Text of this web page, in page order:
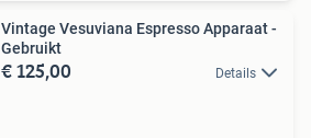
Vintage Vesuviana Espresso Apparaat -
Gebruikt
€ 125,00 Details